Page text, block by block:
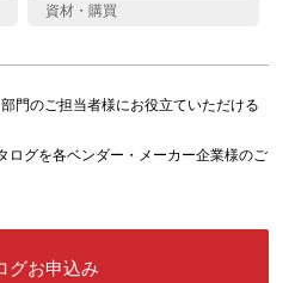
資材・購買
門のご担当者様にお役立ていただける
ログを各ベンダー・メーカー企業様のご
グお申込み